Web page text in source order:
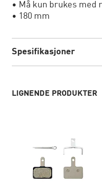
• Må kun brukes med
• 180 mm
Spesifikasjoner
LIGNENDE PRODUKTER